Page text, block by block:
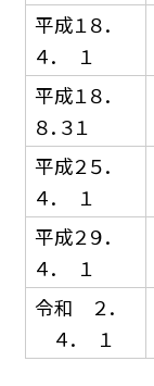
平成１８．
４． １
平成１８．
８．３１
平成２５．
４． １
平成２９．
４． １
令和 ２．
４． １